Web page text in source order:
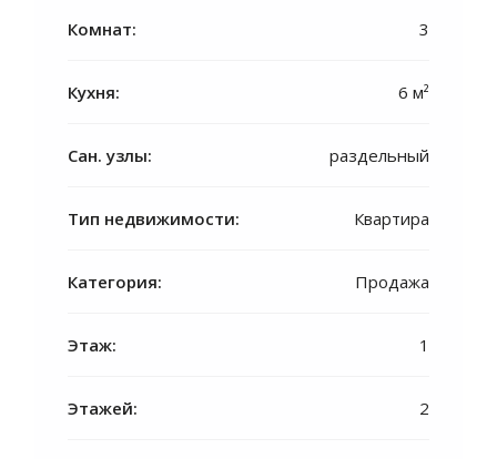
Комнат: 3
Кухня: 6 м²
Сан. узлы: раздельный
Тип недвижимости: Квартира
Категория: Продажа
Этаж: 1
Этажей: 2